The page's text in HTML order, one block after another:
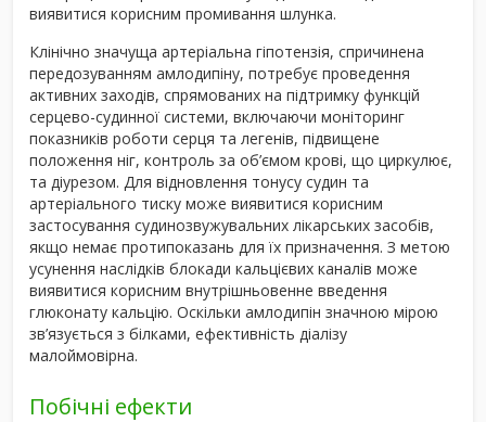
виявитися корисним промивання шлунка.
Клінічно значуща артеріальна гіпотензія, спричинена
передозуванням амлодипіну, потребує проведення
активних заходів, спрямованих на підтримку функцій
серцево-судинної системи, включаючи моніторинг
показників роботи серця та легенів, підвищене
положення ніг, контроль за об’ємом крові, що циркулює,
та діурезом. Для відновлення тонусу судин та
артеріального тиску може виявитися корисним
застосування судинозвужувальних лікарських засобів,
якщо немає протипоказань для їх призначення. З метою
усунення наслідків блокади кальцієвих каналів може
виявитися корисним внутрішньовенне введення
глюконату кальцію. Оскільки амлодипін значною мірою
зв’язується з білками, ефективність діалізу
малоймовірна.
Побічні ефекти